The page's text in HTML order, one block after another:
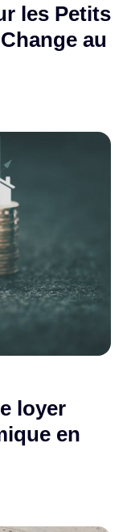
les Petits
au
loyer
en